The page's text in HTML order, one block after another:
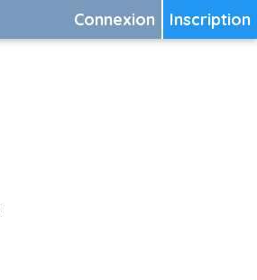
Inscription
Connexion